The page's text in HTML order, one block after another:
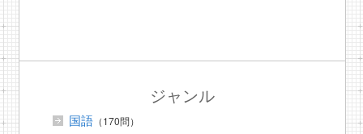
ジャンル
国語（170問）